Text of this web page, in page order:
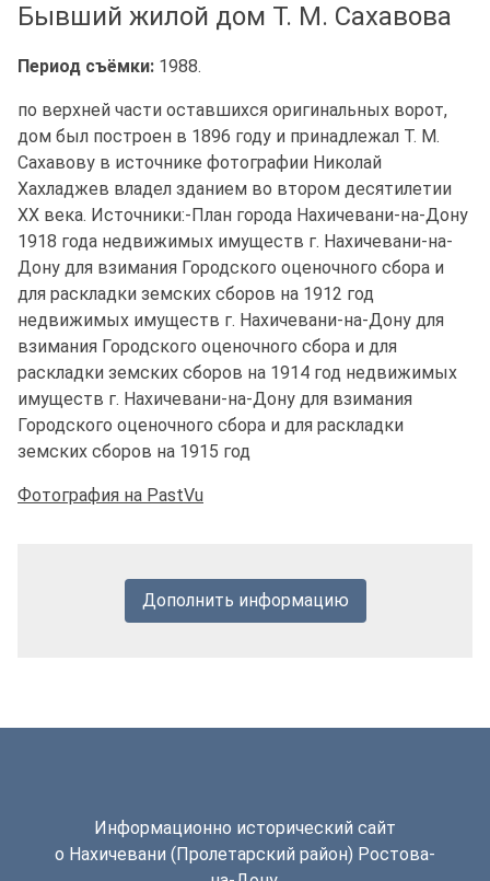
Бывший жилой дом Т. М. Сахавова
Период съёмки: 1988.
по верхней части оставшихся оригинальных ворот,
дом был построен в 1896 году и принадлежал Т. М.
Сахавову в источнике фотографии Николай
Хахладжев владел зданием во втором десятилетии
XX века. Источники:-План города Нахичевани-на-Дону
1918 года недвижимых имуществ г. Нахичевани-на-
Дону для взимания Городского оценочного сбора и
для раскладки земских сборов на 1912 год
недвижимых имуществ г. Нахичевани-на-Дону для
взимания Городского оценочного сбора и для
раскладки земских сборов на 1914 год недвижимых
имуществ г. Нахичевани-на-Дону для взимания
Городского оценочного сбора и для раскладки
земских сборов на 1915 год
Фотография на PastVu
Дополнить информацию
Информационно исторический сайт
о Нахичевани (Пролетарский район) Ростова-